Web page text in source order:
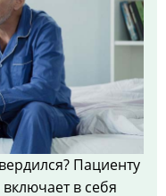
Пациенту
включает в себя